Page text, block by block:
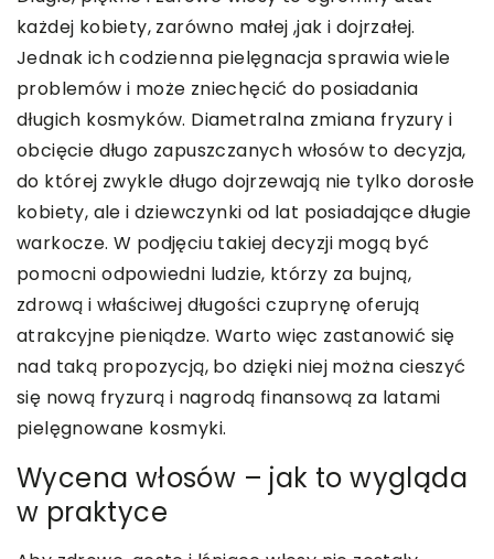
każdej kobiety, zarówno małej ,jak i dojrzałej.
Jednak ich codzienna pielęgnacja sprawia wiele
problemów i może zniechęcić do posiadania
długich kosmyków. Diametralna zmiana fryzury i
obcięcie długo zapuszczanych włosów to decyzja,
do której zwykle długo dojrzewają nie tylko dorosłe
kobiety, ale i dziewczynki od lat posiadające długie
warkocze. W podjęciu takiej decyzji mogą być
pomocni odpowiedni ludzie, którzy za bujną,
zdrową i właściwej długości czuprynę oferują
atrakcyjne pieniądze. Warto więc zastanowić się
nad taką propozycją, bo dzięki niej można cieszyć
się nową fryzurą i nagrodą finansową za latami
pielęgnowane kosmyki.
Wycena włosów – jak to wygląda
w praktyce